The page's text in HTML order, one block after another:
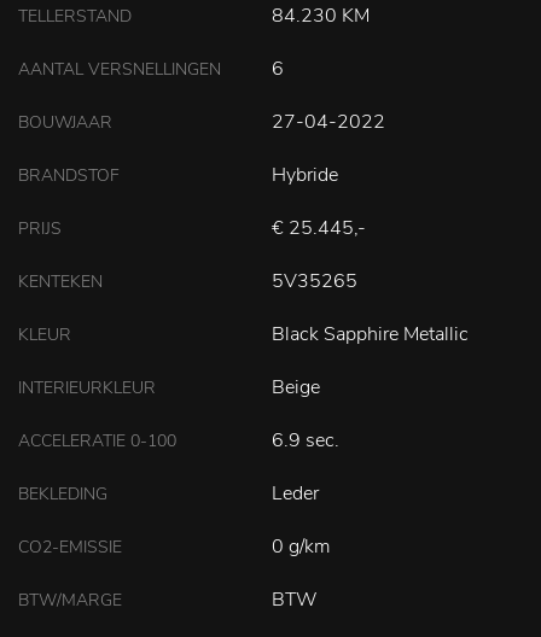
TELLERSTAND 84.230 KM
AANTAL VERSNELLINGEN 6
BOUWJAAR 27-04-2022
BRANDSTOF Hybride
PRIJS € 25.445,-
KENTEKEN 5V35265
KLEUR Black Sapphire Metallic
INTERIEURKLEUR Beige
ACCELERATIE 0-100 6.9 sec.
BEKLEDING Leder
CO2-EMISSIE 0 g/km
BTW/MARGE BTW